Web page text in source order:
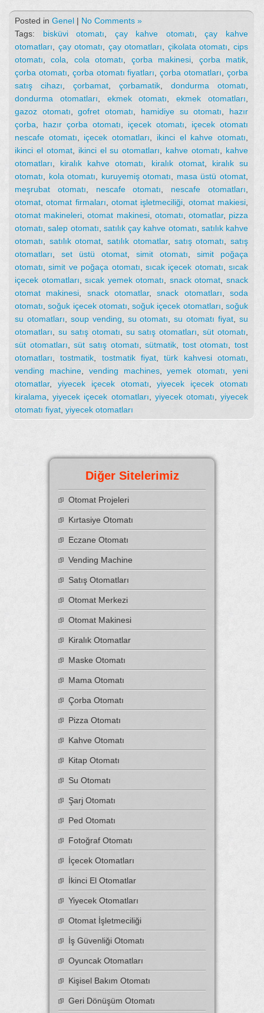
Posted in Genel | No Comments »
Tags: bisküvi otomatı çay kahve otomatı ,çay kahve
otomatları
çay otomatı çay otomatları çikolata otomatı ,cips
otomatı ,cola cola otomatı çorba makinesi çorba matik
çorba otomatı
çorba otomatı fiyatları ,çorba otomatları ,çorba
satış cihazı
çorbamat çorbamatik dondurma otomatı
dondurma otomatları
ekmek otomatı ,ekmek otomatları
gazoz otomatı ,gofret otomatı hamidiye su otomatı
hazır
çorba
hazır çorba otomatı içecek otomatı
içecek otomatı
nescafe otomatı
içecek otomatları ikinci el kahve otomatı
ikinci el otomat, ikinci el su otomatları kahve otomatı
kahve
otomatları
kiralık kahve otomatı kiralık otomat, kiralık su
otomatı
kola otomatı kuruyemiş otomatı masa üstü otomat
meşrubat otomatı
nescafe otomatı nescafe otomatları
otomat ,otomat firmaları ,otomat işletmeciliği otomat makiesi
otomat makineleri ,otomat makinesi, otomatı otomatlar, pizza
otomatı ,salep otomatı satılık çay kahve otomatı satılık kahve
otomatı
satılık otomat ,satılık otomatlar, satış otomatı ,satış
otomatları
set üstü otomat simit otomatı
simit poğaça
otomatı ,simit ve poğaça otomatı sıcak içecek otomatı
sıcak
içecek otomatları ,sıcak yemek otomatı snack otomat ,snack
otomat makinesi
snack otomatlar,snack otomatları ,soda
otomatı ,soğuk içecek otomatı ,soğuk içecek otomatları ,soğuk
su otomatları
soup vending su otomatı ,su otomatı fiyat ,su
otomatları
su satış otomatı su satış otomatları ,süt otomatı
süt otomatları ,süt satış otomatı ,sütmatik tost otomatı
tost
otomatları ,tostmatik tostmatik fiyat ,türk kahvesi otomatı
vending machine, vending machines,yemek otomatı ,yeni
otomatlar, yiyecek içecek otomatı ,yiyecek içecek otomatı
kiralama ,yiyecek içecek otomatları yiyecek otomatı ,yiyecek
otomatı fiyat yiyecek otomatları
Diğer Sitelerimiz
Otomat Projeleri
Kırtasiye Otomatı
Eczane Otomatı
Vending Machine
Satış Otomatları
Otomat Merkezi
Otomat Makinesi
Kiralık Otomatlar
Maske Otomatı
Mama Otomatı
Çorba Otomatı
Pizza Otomatı
Kahve Otomatı
Kitap Otomatı
Su Otomatı
Şarj Otomatı
Ped Otomatı
Fotoğraf Otomatı
İçecek Otomatları
İkinci El Otomatlar
Yiyecek Otomatları
Otomat İşletmeciliği
İş Güvenliği Otomatı
Oyuncak Otomatları
Kişisel Bakım Otomatı
Geri Dönüşüm Otomatı